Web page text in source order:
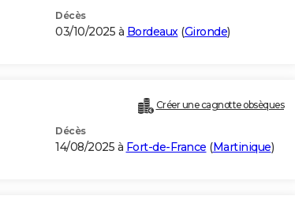
Décès
03/10/2025 à Bordeaux(Gironde)
Créer une cagnotte obsèques
Décès
14/08/2025 à Fort-de-France (Martinique)